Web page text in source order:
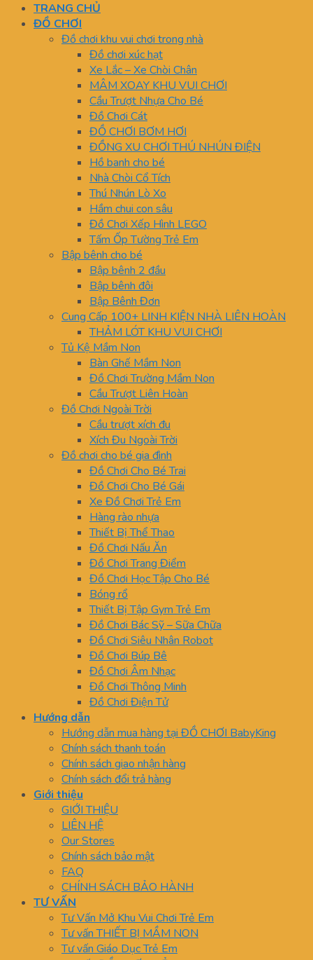
TRANG CHỦ
ĐỒ CHƠI
Đồ chơi khu vui chơi trong nhà
Đồ chơi xúc hạt
Xe Lắc – Xe Chòi Chân
MÂM XOAY KHU VUI CHƠI
Cầu Trượt Nhựa Cho Bé
Đồ Chơi Cát
ĐỒ CHƠI BƠM HƠI
ĐỒNG XU CHƠI THÚ NHÚN ĐIỆN
Hồ banh cho bé
Nhà Chòi Cổ Tích
Thú Nhún Lò Xo
Hầm chui con sâu
Đồ Chơi Xếp Hình LEGO
Tấm Ốp Tường Trẻ Em
Bập bênh cho bé
Bập bênh 2 đầu
Bập bênh đôi
Bập Bênh Đơn
Cung Cấp 100+ LINH KIỆN NHÀ LIÊN HOÀN
THẢM LÓT KHU VUI CHƠI
Tủ Kệ Mầm Non
Bàn Ghế Mầm Non
Đồ Chơi Trường Mầm Non
Cầu Trượt Liên Hoàn
Đồ Chơi Ngoài Trời
Cầu trượt xích đu
Xích Đu Ngoài Trời
Đồ chơi cho bé gia đình
Đồ Chơi Cho Bé Trai
Đồ Chơi Cho Bé Gái
Xe Đồ Chơi Trẻ Em
Hàng rào nhựa
Thiết Bị Thể Thao
Đồ Chơi Nấu Ăn
Đồ Chơi Trang Điểm
Đồ Chơi Học Tập Cho Bé
Bóng rổ
Thiết Bị Tập Gym Trẻ Em
Đồ Chơi Bác Sỹ – Sữa Chữa
Đồ Chơi Siêu Nhân Robot
Đồ Chơi Búp Bê
Đồ Chơi Âm Nhạc
Đồ Chơi Thông Minh
Đồ Chơi Điện Tử
Hướng dẫn
Hướng dẫn mua hàng tại ĐỒ CHƠI BabyKing
Chính sách thanh toán
Chính sách giao nhận hàng
Chính sách đổi trả hàng
Giới thiệu
GIỚI THIỆU
LIÊN HỆ
Our Stores
Chính sách bảo mật
FAQ
CHÍNH SÁCH BẢO HÀNH
TƯ VẤN
Tư Vấn Mở Khu Vui Chơi Trẻ Em
Tư vấn THIẾT BỊ MẦM NON
Tư vấn Giáo Dục Trẻ Em